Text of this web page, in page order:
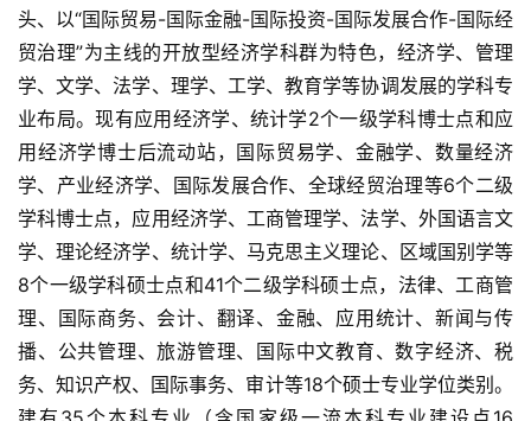
头、以“国际贸易-国际金融-国际投资-国际发展合作-国际经
贸治理”为主线的开放型经济学科群为特色，经济学、管理
学、文学、法学、理学、工学、教育学等协调发展的学科专
业布局。现有应用经济学、统计学2个一级学科博士点和应
用经济学博士后流动站，国际贸易学、金融学、数量经济
学、产业经济学、国际发展合作、全球经贸治理等6个二级
学科博士点，应用经济学、工商管理学、法学、外国语言文
学、理论经济学、统计学、马克思主义理论、区域国别学等
8个一级学科硕士点和41个二级学科硕士点，法律、工商管
理、国际商务、会计、翻译、金融、应用统计、新闻与传
播、公共管理、旅游管理、国际中文教育、数字经济、税
务、知识产权、国际事务、审计等18个硕士专业学位类别。